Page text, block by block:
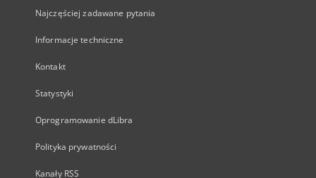
Najczęściej zadawane pytania
Informacje techniczne
Kontakt
Statystyki
Oprogramowanie dLibra
Polityka prywatności
Kanały RSS